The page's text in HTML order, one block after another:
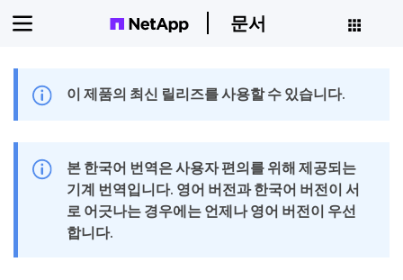
문서
이 제품의 최신 릴리즈를 사용할 수 있습니다.
본 한국어 번역은 사용자 편의를 위해 제공되는
기계 번역입니다. 영어 버전과 한국어 버전이 서
로 어긋나는 경우에는 언제나 영어 버전이 우선
합니다.